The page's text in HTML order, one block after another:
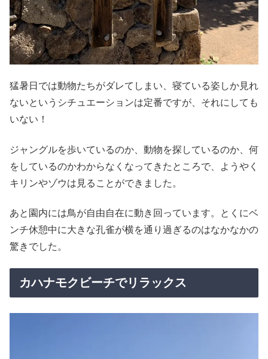
猛暑日では動物たちがダレてしまい、寝ている姿しか見れ
ないというシチュエーションは定番ですが、それにしても
いない！
ジャングルを歩いているのか、動物を探しているのか、何
をしているのかわからなくなってきたところで、ようやく
キリンやゾウは見ることができました。
あと園内には鳥が自由自在に動き回っています。とくにベ
ンチ休憩中に大きな孔雀が横を通り過ぎるのはなかなかの
驚きでした。
カハナモクビーチでリラックス